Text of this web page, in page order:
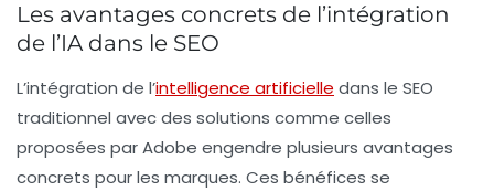
Les avantages concrets de l’intégration
de l’IA dans le SEO
L’intégration de l’intelligence artificielle dans le SEO
traditionnel avec des solutions comme celles
proposées par Adobe engendre plusieurs avantages
concrets pour les marques. Ces bénéfices se